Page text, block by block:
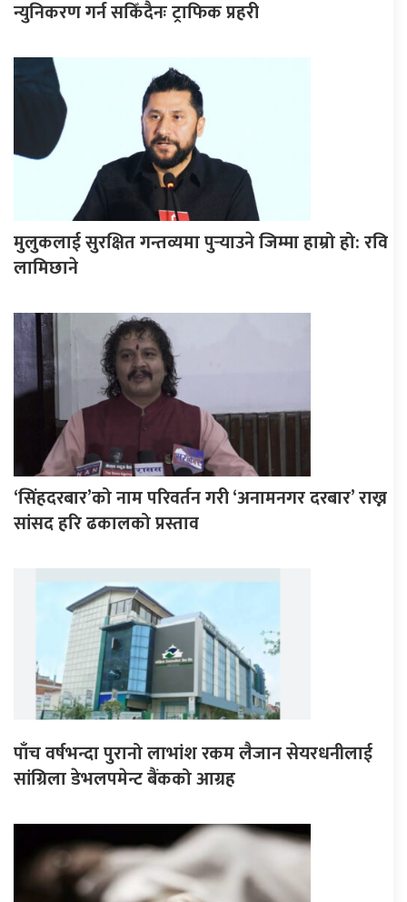
न्युनिकरण गर्न सकिँदैनः ट्राफिक प्रहरी
मुलुकलाई सुरक्षित गन्तव्यमा पुर्‍याउने जिम्मा हाम्रो हो: रवि
लामिछाने
‘सिंहदरबार’को नाम परिवर्तन गरी ‘अनामनगर दरबार’ राख्न
सांसद हरि ढकालको प्रस्ताव
पाँच वर्षभन्दा पुरानो लाभांश रकम लैजान सेयरधनीलाई
सांग्रिला डेभलपमेन्ट बैंकको आग्रह